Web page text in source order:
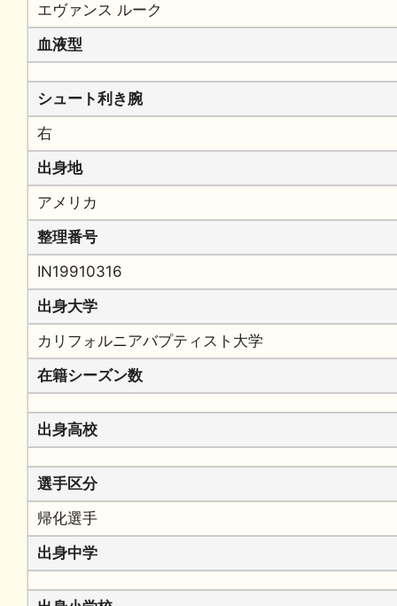
エヴァンス ルーク
血液型
シュート利き腕
右
出身地
アメリカ
整理番号
IN19910316
出身大学
カリフォルニアバプティスト大学
在籍シーズン数
出身高校
選手区分
帰化選手
出身中学